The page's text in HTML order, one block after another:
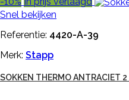
Snel bekijken
Referentie: 4420-A-39
Merk: Stapp
SOKKEN THERMO ANTRACIET 2